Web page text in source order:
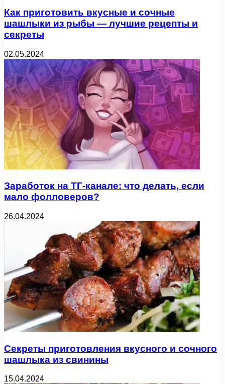
Как приготовить вкусные и сочные
шашлыки из рыбы — лучшие рецепты и
секреты
02.05.2024
Заработок на ТГ-канале: что делать, если
мало фолловеров?
26.04.2024
Секреты приготовления вкусного и сочного
шашлыка из свинины
15.04.2024